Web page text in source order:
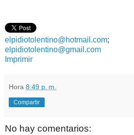
elpidiotolentino@hotmail.com;
elpidiotolentino@gmail.com
Imprimir
Hora 8:49 p. m.
Compartir
No hay comentarios: